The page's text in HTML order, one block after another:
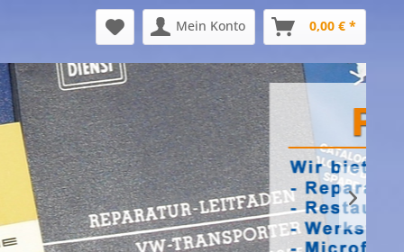
Mein Konto 0,00 € *